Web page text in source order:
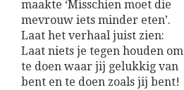
maakte ‘Misschien moet die
mevrouw iets minder eten’.
Laat het verhaal juist zien:
Laat niets je tegen houden om
te doen waar jij gelukkig van
bent en te doen zoals jij bent!